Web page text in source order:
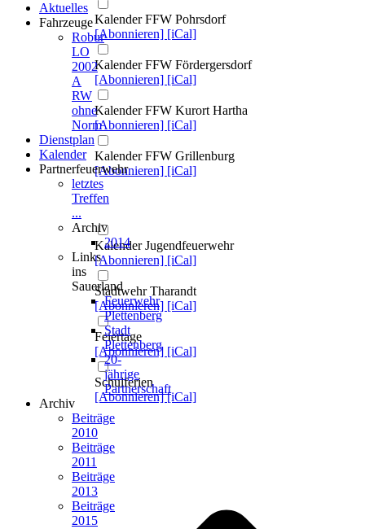
Kalender FFW Pohrsdorf
[Abonnieren] [iCal]
Kalender FFW Fördergersdorf
[Abonnieren] [iCal]
Kalender FFW Kurort Hartha
[Abonnieren] [iCal]
Kalender FFW Grillenburg
[Abonnieren] [iCal]
Kalender Jugendfeuerwehr
[Abonnieren] [iCal]
Stadtwehr Tharandt
[Abonnieren] [iCal]
Feiertage
[Abonnieren] [iCal]
Schulferien
[Abonnieren][iCal]
Aktuelles
Fahrzeuge
Robur
LO
2002
A
RW
ohne
Norm
Dienstplan
Kalender
Partnerfeuerwehr
letztes
Treffen
...
Archiv
2014
Links
ins
Sauerland
Feuerwehr
Plettenberg
Stadt
Plettenberg
20-
jährige
Partnerschaft
Archiv
Beiträge
2010
Beiträge
2011
Beiträge
2013
Beiträge
2015